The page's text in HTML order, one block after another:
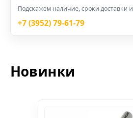
Подскажем наличие, сроки доставки
+7 (3952) 79-61-79
Новинки